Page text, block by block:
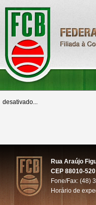
desativado...
Rua Araújo
CEP 88010-
Fone/Fax: (48)
Horário de